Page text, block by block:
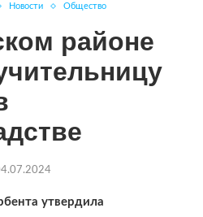
Новости Общество
районе
утвердила